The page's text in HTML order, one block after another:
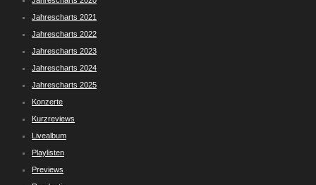
Jahrescharts 2021
Jahrescharts 2022
Jahrescharts 2023
Jahrescharts 2024
Jahrescharts 2025
Konzerte
Kurzreviews
Livealbum
Playlisten
Previews